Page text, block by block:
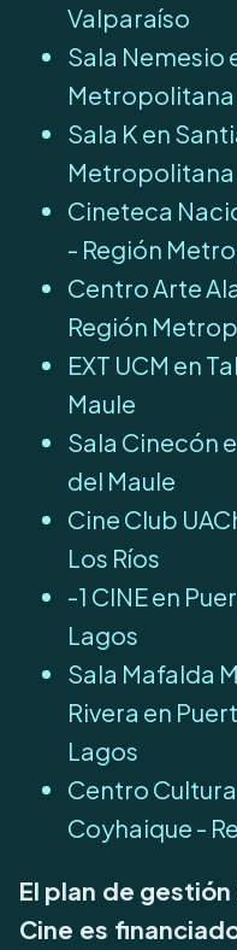
Valparaíso
Sala Nemesio
Metropolitana
Sala K en
Metropolitana
Cineteca
- Región
Centro Arte
Región
EXT UCM en
Maule
Sala Cinecón
del Maule
Cine Club
Los Ríos
-1 CINE en
Lagos
Sala Mafalda
Rivera en
Lagos
Centro
Coyhaique -
El plan de gestión
Cine es